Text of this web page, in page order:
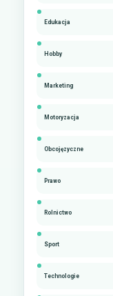
Edukacja
Hobby
Marketing
Motoryzacja
Obcojęzyczne
Prawo
Rolnictwo
Sport
Technologie